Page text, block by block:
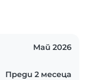
Май 2026
Преди 2 месеца